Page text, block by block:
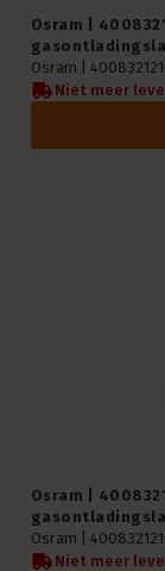
Osram |
Osram |
Niet meer
Osram |
Osram |
Niet meer